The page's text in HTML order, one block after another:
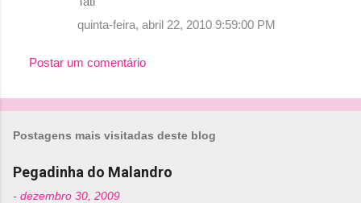
quinta-feira, abril 22, 2010 9:59:00 PM
Postar um comentário
Postagens mais visitadas deste blog
Pegadinha do Malandro
- dezembro 30, 2009